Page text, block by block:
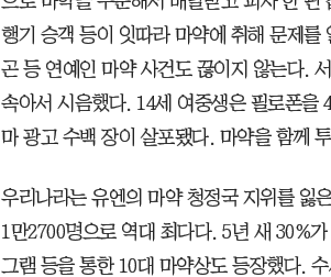
행기 승객 등이 잇따라 마약에 취해 문제
곤 등 연예인 마약 사건도 끊이지 않는다.
속아서 시음했다. 14세 여중생은 필로폰을
마 광고 수백 장이 살포됐다. 마약을 함께
우리나라는 유엔의 마약 청정국 지위를 잃
1만2700명으로 역대 최다다. 5년 새 30%
그램 등을 통한 10대 마약상도 등장했다.